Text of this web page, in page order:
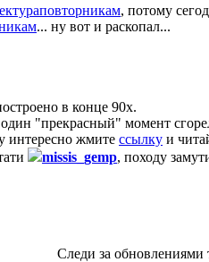
, потому
... ну вот и раскопал...
в конце 90х.
"прекрасный" момент
интересно жмите ссылку и
missis_gemp, походу
Следи за обновлениями